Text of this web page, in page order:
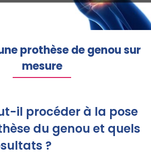
prothèse de genou sur
mesure
il procéder à la pose
du genou et quels
?